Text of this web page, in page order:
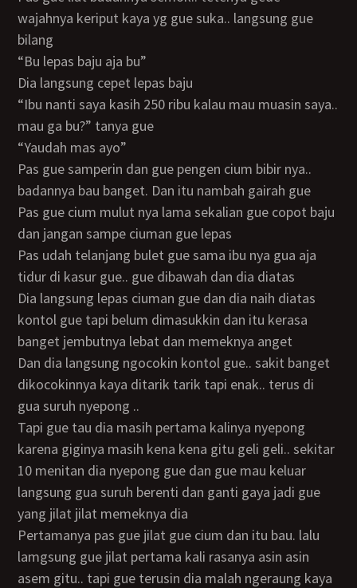
wajahnya keriput kaya yg gue suka.. langsung gue
bilang
“bu lepas baju aja bu”
Dia langsung cepet lepas baju
“ibu nanti saya kasih 250 ribu kalau mau muasin saya..
mau ga bu?” tanya gue
“yaudah mas ayo”
Pas gue samperin dan gue pengen cium bibir nya..
badannya bau banget. Dan itu nambah gairah gue
Pas gue cium mulut nya lama sekalian gue copot baju
dan jangan sampe ciuman gue lepas
Pas udah telanjang bulet gue sama ibu nya gua aja
tidur di kasur gue.. gue dibawah dan dia diatas
Dia langsung lepas ciuman gue dan dia naih diatas
kontol gue tapi belum dimasukkin dan itu kerasa
banget jembutnya lebat dan memeknya anget
Dan dia langsung ngocokin kontol gue.. sakit banget
dikocokinnya kaya ditarik tarik tapi enak.. terus di
gua suruh nyepong ..
tapi gue tau dia masih pertama kalinya nyepong
karena giginya masih kena kena gitu geli geli.. sekitar
10 menitan dia nyepong gue dan gue mau keluar
langsung gua suruh berenti dan ganti gaya jadi gue
yang jilat jilat memeknya dia
Pertamanya pas gue jilat gue cium dan itu bau. lalu
lamgsung gue jilat pertama kali rasanya asin asin
asem gitu.. tapi gue terusin dia malah ngeraung kaya